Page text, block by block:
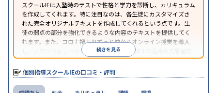
スクールIEは入塾時のテストで性格と学力を診断し、カリキュラム
を作成してくれます。特に注目なのは、各生徒にカスタマイズさ
れた完全オリジナルテキストを作成してくれるという点です。生
徒の弱点の部分を強化できるような内容のテキストを提供してく
れます。また、コロナ禍よりずっと前からオンライン授業を導入
し、ノウハウもしっかりとしています。AIやICTの活用の先駆者的
な個別指導塾です。
続きを見る
個別指導スクールIEの口コミ・評判